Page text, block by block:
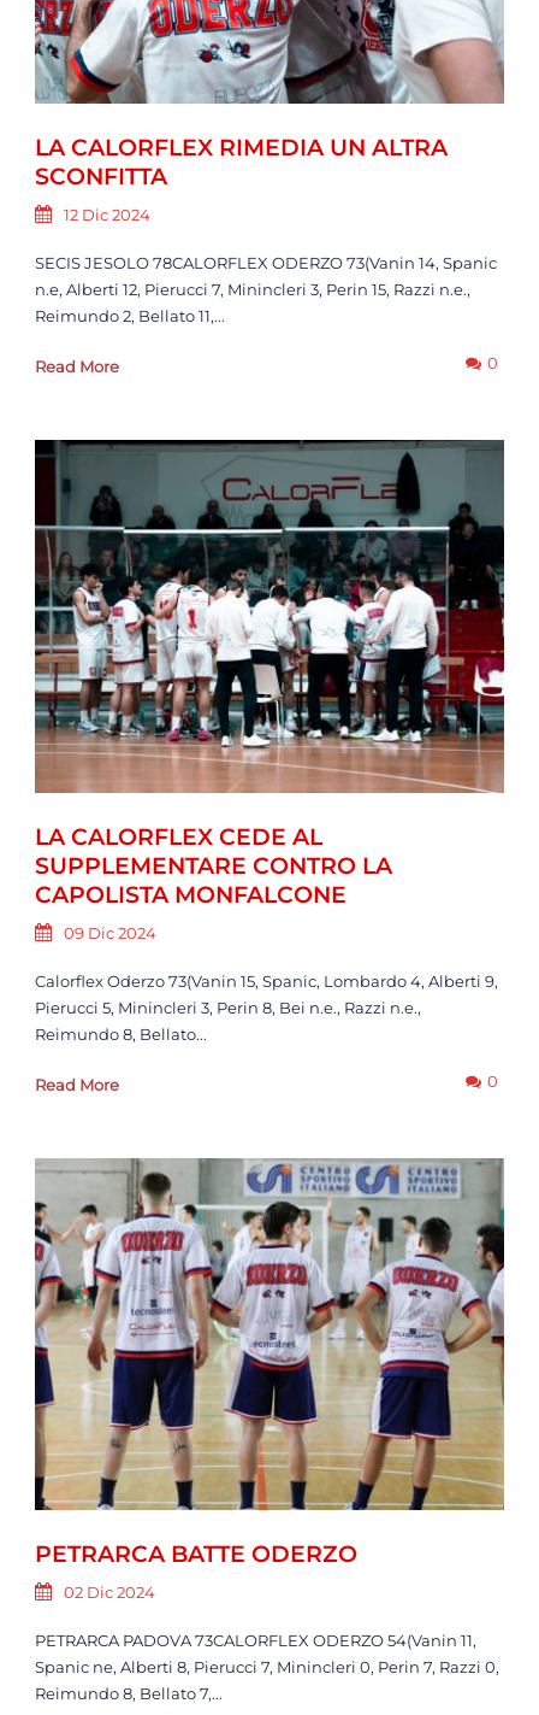
LA CALORFLEX RIMEDIA UN ALTRA
SCONFITTA
12 Dic 2024
SECIS JESOLO 78CALORFLEX ODERZO 73(Vanin 14, Spanic
n.e, Alberti 12, Pierucci 7, Minincleri 3, Perin 15, Razzi n.e.,
Reimundo 2, Bellato 11,...
Read More 0
LA CALORFLEX CEDE AL
SUPPLEMENTARE CONTRO LA
CAPOLISTA MONFALCONE
09 Dic 2024
Calorflex Oderzo 73(Vanin 15, Spanic, Lombardo 4, Alberti 9,
Pierucci 5, Minincleri 3, Perin 8, Bei n.e., Razzi n.e.,
Reimundo 8, Bellato...
Read More 0
PETRARCA BATTE ODERZO
02 Dic 2024
PETRARCA PADOVA 73CALORFLEX ODERZO 54(Vanin 11,
Spanic ne, Alberti 8, Pierucci 7, Minincleri 0, Perin 7, Razzi 0,
Reimundo 8, Bellato 7,...